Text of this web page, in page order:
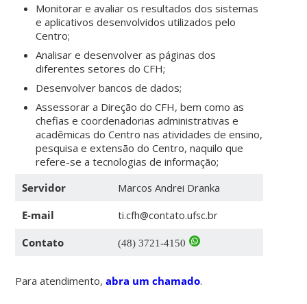
Monitorar e avaliar os resultados dos sistemas
e aplicativos desenvolvidos utilizados pelo
Centro;
Analisar e desenvolver as páginas dos
diferentes setores do CFH;
Desenvolver bancos de dados;
Assessorar a Direção do CFH, bem como as
chefias e coordenadorias administrativas e
acadêmicas do Centro nas atividades de ensino,
pesquisa e extensão do Centro, naquilo que
refere-se a tecnologias de informação;
Servidor
Marcos Andrei Dranka
E-mail
ti.cfh@contato.ufsc.br
Contato
(48) 3721-4150
Para atendimento,abra um chamado.